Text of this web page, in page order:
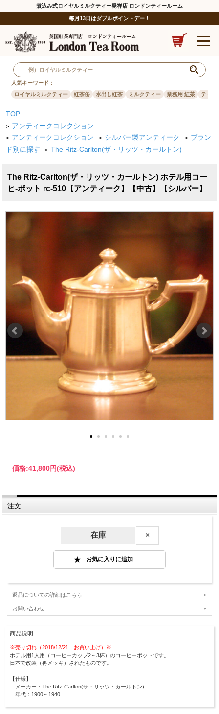
煮込み式ロイヤルミルクティー発祥店 ロンドンティールーム
毎月13日はダブルポイントデー！
人気キーワード：
ロイヤルミルクティー
紅茶缶 水出し紅茶 ミルクティー 業務用 紅茶 ティー
TOP
> アンティークコレクション
> アンティークコレクション > シルバー製アンティーク > ブラン
ド別に探す
> The Ritz-Carlton(ザ・リッツ・カールトン)
The Ritz-Carlton(ザ・リッツ・カールトン) ホテル用コー
ヒ-ポット rc-510【アンティーク】【中古】【シルバー】
価格:41,800円(税込)
注文
在庫 ×
返品についての詳細はこちら
お問い合わせ
商品説明
※売り切れ（2018/12/21 お買い上げ）※
ホテル用1人用（コーヒーカップ2～3杯）のコーヒーポットです。
日本で改装（再メッキ）されたものです。
【仕様】
メーカー：The Ritz-Carlton(ザ・リッツ・カールトン)
年代：1900～1940